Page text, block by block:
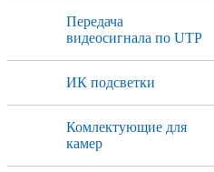
Передача
видеосигнала по UTP
ИК подсветки
Комлектующие для
камер